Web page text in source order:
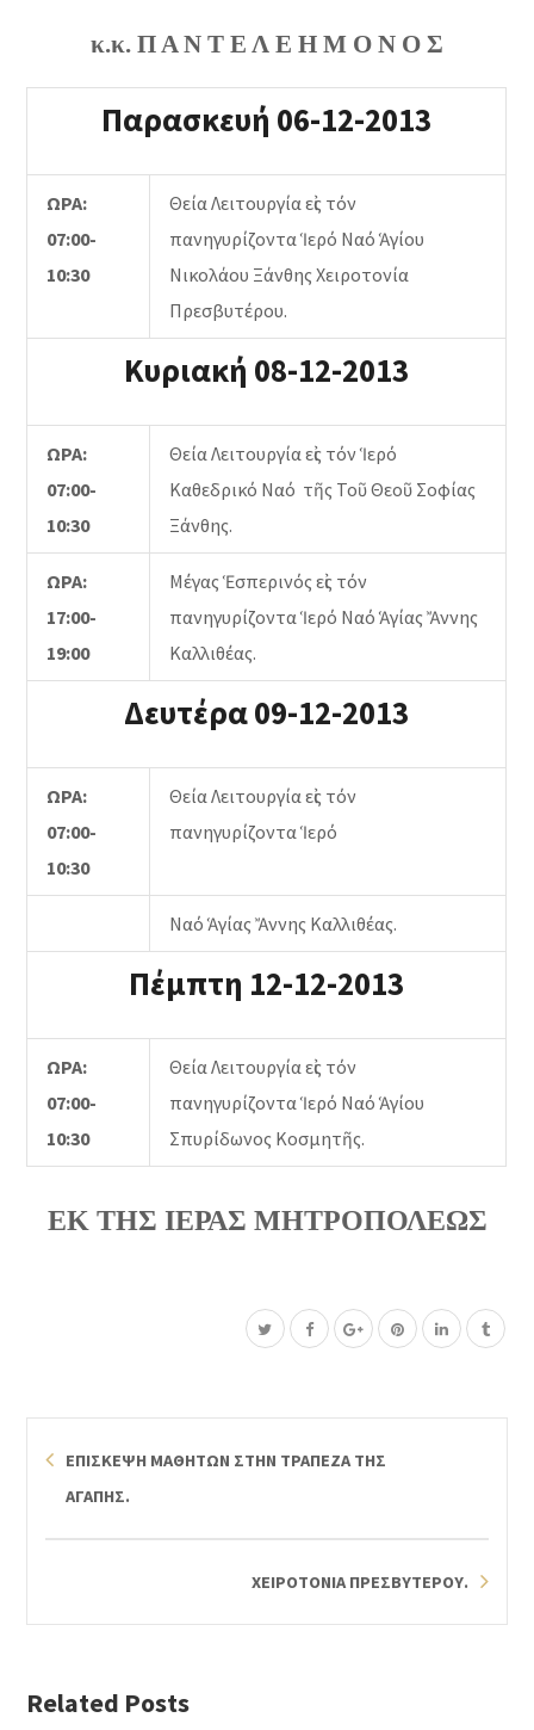
κ.κ. Π Α Ν Τ Ε Λ Ε Η Μ Ο Ν Ο Σ
Παρασκευή 06-12-2013
ΩΡΑ:
07:00-
10:30
Θεία Λειτουργία εἰς τόν
πανηγυρίζοντα Ἱερό Ναό Ἁγίου
Νικολάου Ξάνθης Χειροτονία
Πρεσβυτέρου.
Κυριακή 08-12-2013
ΩΡΑ:
07:00-
10:30
Θεία Λειτουργία εἰς τόν Ἱερό
Καθεδρικό Ναό τῆς Τοῦ Θεοῦ Σοφίας
Ξάνθης.
ΩΡΑ:
17:00-
19:00
Μέγας Ἑσπερινός εἰς τόν
πανηγυρίζοντα Ἱερό Ναό Ἁγίας Ἄννης
Καλλιθέας.
Δευτέρα 09-12-2013
ΩΡΑ:
07:00-
10:30
Θεία Λειτουργία εἰς τόν
πανηγυρίζοντα Ἱερό
Ναό Ἁγίας Ἄννης Καλλιθέας.
Πέμπτη 12-12-2013
ΩΡΑ:
07:00-
10:30
Θεία Λειτουργία εἰς τόν
πανηγυρίζοντα Ἱερό Ναό Ἁγίου
Σπυρίδωνος Κοσμητῆς.
ΕΚ ΤΗΣ ΙΕΡΑΣ ΜΗΤΡΟΠΟΛΕΩΣ
ΕΠΙΣΚΕΨΗ ΜΑΘΗΤΩΝ ΣΤΗΝ ΤΡΑΠΕΖΑ ΤΗΣ
ΑΓΑΠΗΣ.
ΧΕΙΡΟΤΟΝΙΑ ΠΡΕΣΒΥΤΕΡΟΥ.
Related Posts